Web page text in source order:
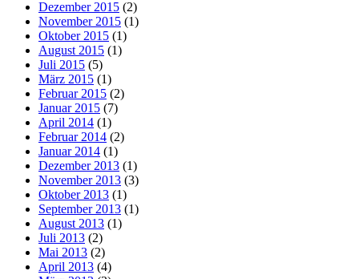
Dezember 2015 (2)
November 2015 (1)
Oktober 2015 (1)
August 2015 (1)
Juli 2015 (5)
März 2015 (1)
Februar 2015 (2)
Januar 2015 (7)
April 2014 (1)
Februar 2014 (2)
Januar 2014 (1)
Dezember 2013 (1)
November 2013 (3)
Oktober 2013 (1)
September 2013 (1)
August 2013 (1)
Juli 2013 (2)
Mai 2013 (2)
April 2013 (4)